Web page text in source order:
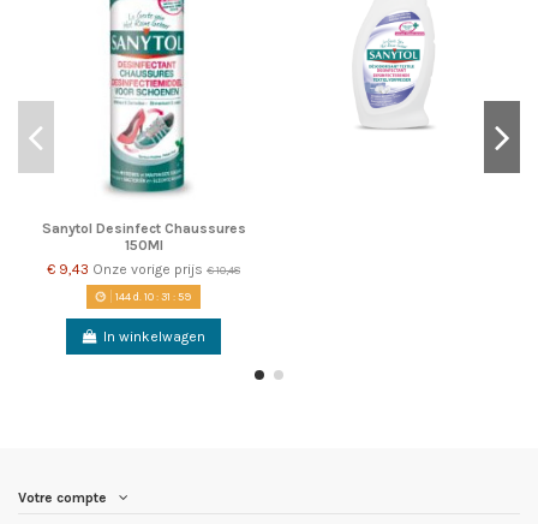
Sanytol Desinfect Chaussures
150Ml
€ 9,43 Onze vorige prijs € 10,48
144d. 10:31 :59
In winkelwagen
Votre compte